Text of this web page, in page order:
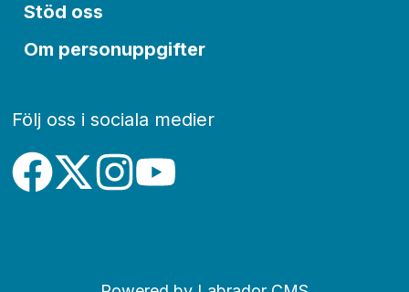
Stöd oss
Om personuppgifter
Följ oss i sociala medier